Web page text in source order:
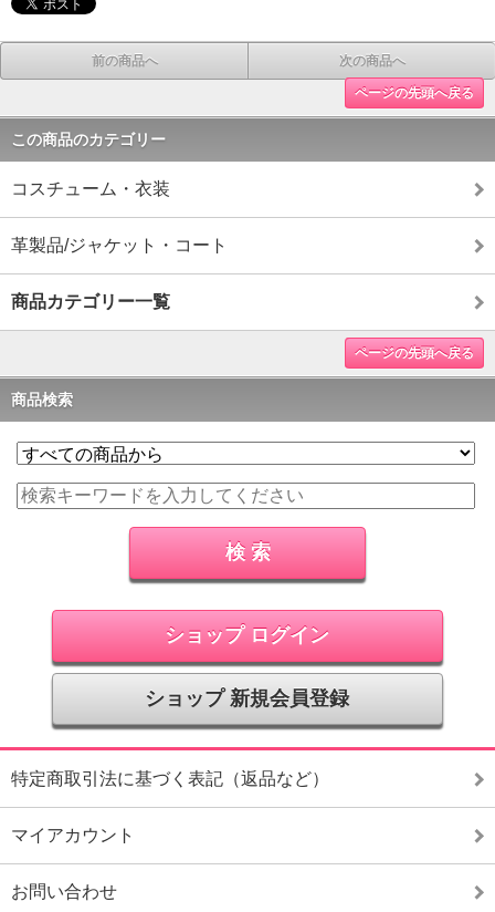
前の商品へ 次の商品へ
ページの先頭へ戻る
この商品のカテゴリー
コスチューム・衣装
革製品/ジャケット・コート
商品カテゴリー一覧
ページの先頭へ戻る
商品検索
ショップ ログイン
ショップ 新規会員登録
特定商取引法に基づく表記（返品など）
マイアカウント
お問い合わせ